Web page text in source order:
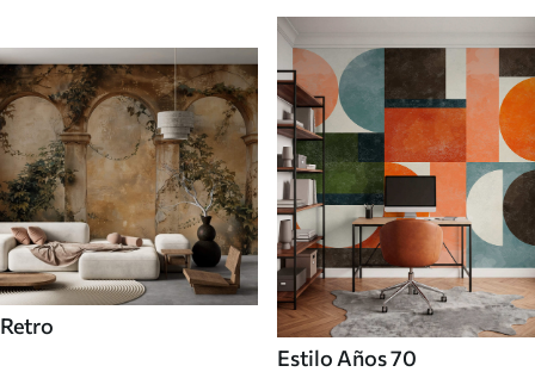
Retro
Estilo Años 70